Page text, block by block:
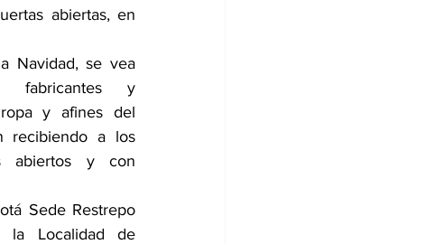
abiertas, en
Navidad, se vea
fabricantes y
y afines del
recibiendo a los
abiertos y con
Sede Restrepo
la Localidad de